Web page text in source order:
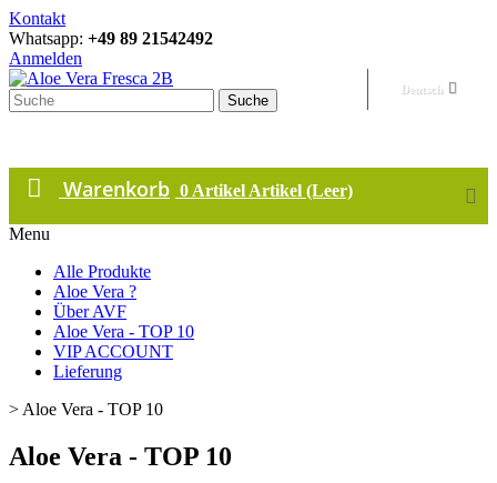
Kontakt
Whatsapp: +49 89 21542492
Anmelden
Deutsch
Suche
Warenkorb 0 Artikel Artikel (Leer)
Menu
Alle Produkte
Aloe Vera ?
Über AVF
Aloe Vera - TOP 10
VIP ACCOUNT
Lieferung
> Aloe Vera - TOP 10
Aloe Vera - TOP 10